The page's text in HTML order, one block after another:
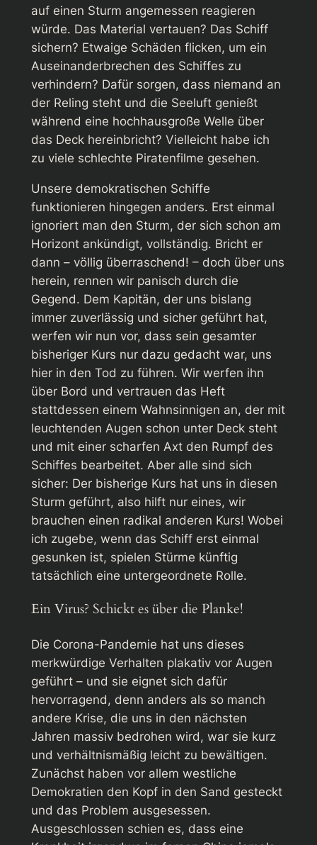
auf einen Sturm angemessen reagieren
würde. Das Material vertauen? Das Schiff
sichern? Etwaige Schäden flicken, um ein
Auseinanderbrechen des Schiffes zu
verhindern? Dafür sorgen, dass niemand an
der Reling steht und die Seeluft genießt
während eine hochhausgroße Welle über
das Deck hereinbricht? Vielleicht habe ich
zu viele schlechte Piratenfilme gesehen.
Unsere demokratischen Schiffe
funktionieren hingegen anders. Erst einmal
ignoriert man den Sturm, der sich schon am
Horizont ankündigt, vollständig. Bricht er
dann – völlig überraschend! – doch über uns
herein, rennen wir panisch durch die
Gegend. Dem Kapitän, der uns bislang
immer zuverlässig und sicher geführt hat,
werfen wir nun vor, dass sein gesamter
bisheriger Kurs nur dazu gedacht war, uns
hier in den Tod zu führen. Wir werfen ihn
über Bord und vertrauen das Heft
stattdessen einem Wahnsinnigen an, der mit
leuchtenden Augen schon unter Deck steht
und mit einer scharfen Axt den Rumpf des
Schiffes bearbeitet. Aber alle sind sich
sicher: Der bisherige Kurs hat uns in diesen
Sturm geführt, also hilft nur eines, wir
brauchen einen radikal anderen Kurs! Wobei
ich zugebe, wenn das Schiff erst einmal
gesunken ist, spielen Stürme künftig
tatsächlich eine untergeordnete Rolle.
Ein Virus? Schickt es über die Planke!
Die Corona-Pandemie hat uns dieses
merkwürdige Verhalten plakativ vor Augen
geführt – und sie eignet sich dafür
hervorragend, denn anders als so manch
andere Krise, die uns in den nächsten
Jahren massiv bedrohen wird, war sie kurz
und verhältnismäßig leicht zu bewältigen.
Zunächst haben vor allem westliche
Demokratien den Kopf in den Sand gesteckt
und das Problem ausgesessen.
Ausgeschlossen schien es, dass eine